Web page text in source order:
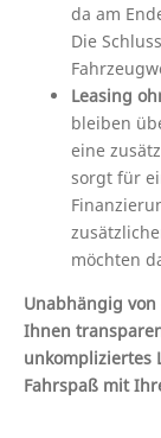
da am
Die
Leasing
bleiben
eine
sorgt für
möchten
Unabhängig
Ihnen
unkompliziertes
Fahrspaß mit